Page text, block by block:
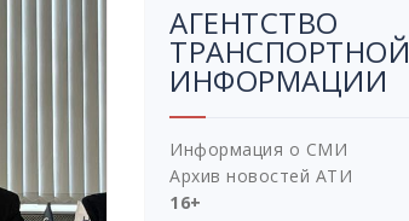
АГЕНТСТВО
ТРАНСПОРТНОЙ
ИНФОРМАЦИИ
Информация о СМИ
Архив новостей АТИ
16+